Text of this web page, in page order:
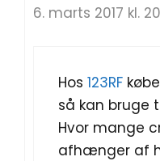
6. marts 2017 kl.
Hos 123RF
så kan bruge
Hvor mange
afhænger af